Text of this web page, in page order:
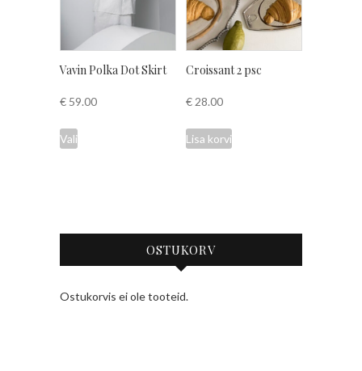
Vavin Polka Dot Skirt
€ 59.00
Vali
This
product
may
Croissant 2 psc
€ 28.00
Lisa korvi
OSTUKORV
Ostukorvis ei ole tooteid.